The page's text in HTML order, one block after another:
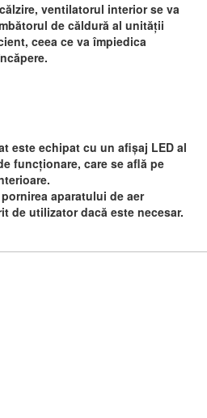
ventilatorul interior se va
de căldură al unității
ceea ce va împiedica
este echipat cu un afișaj LED al
funcționare, care se află pe
aparatului de aer
de utilizator dacă este necesar.